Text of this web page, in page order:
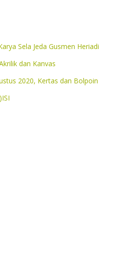
Sela Jeda Gusmen Heriadi
dan Kanvas
2020, Kertas dan Bolpoin